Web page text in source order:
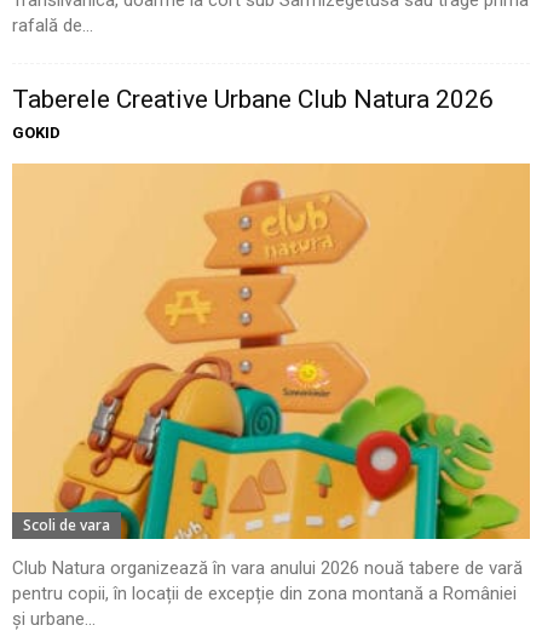
rafală de...
Taberele Creative Urbane Club Natura 2026
GOKID
Scoli de vara
Club Natura organizează în vara anului 2026 nouă tabere de vară
pentru copii, în locații de excepție din zona montană a României
și urbane...